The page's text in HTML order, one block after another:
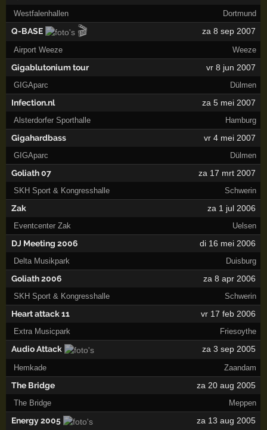
Westfalenhallen Dortmund
Q-BASE 🎬 za 8 sep 2007
Airport Weeze Weeze
Gigablutonium tour vr 8 jun 2007
GIGAparc Dülmen
Infection.nl za 5 mei 2007
Alsterdorfer Sporthalle Hamburg
Gigahardbass vr 4 mei 2007
GIGAparc Dülmen
Goliath 07 za 17 mrt 2007
SKH Sport & Kongresshalle Schwerin
Zak za 1 jul 2006
Eventcenter Zak Uelsen
DJ Meeting 2006 di 16 mei 2006
Delta Musikpark Duisburg
Goliath 2006 za 8 apr 2006
SKH Sport & Kongresshalle Schwerin
Heart attack 11 vr 17 feb 2006
Extra Musicpark Friesoythe
Audio Attack za 3 sep 2005
Hemkade Zaandam
The Bridge za 20 aug 2005
The Bridge Meppen
Energy 2005 za 13 aug 2005